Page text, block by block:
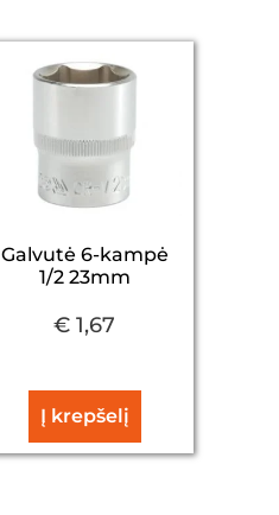
Galvutė 6-kampė
1/2 23mm
€ 1,67
Į krepšelį